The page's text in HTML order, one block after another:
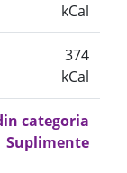
kCal
374
kCal
categoria
Suplimente